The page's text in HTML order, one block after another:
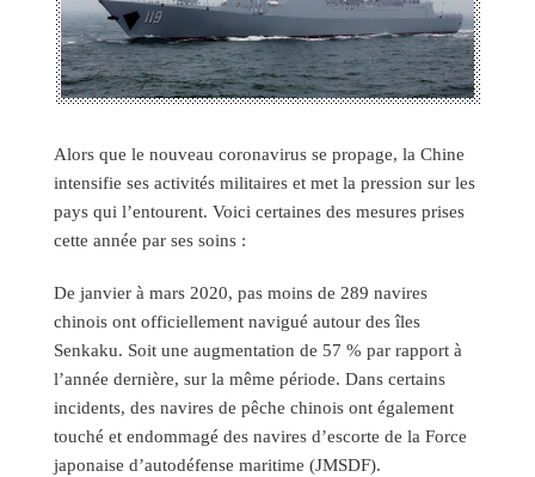
Alors que le nouveau coronavirus se propage, la Chine
intensifie ses activités militaires et met la pression sur les
pays qui l’entourent. Voici certaines des mesures prises
cette année par ses soins :
De janvier à mars 2020, pas moins de 289 navires
chinois ont officiellement navigué autour des îles
Senkaku. Soit une augmentation de 57 % par rapport à
l’année dernière, sur la même période. Dans certains
incidents, des navires de pêche chinois ont également
touché et endommagé des navires d’escorte de la Force
japonaise d’autodéfense maritime (JMSDF).